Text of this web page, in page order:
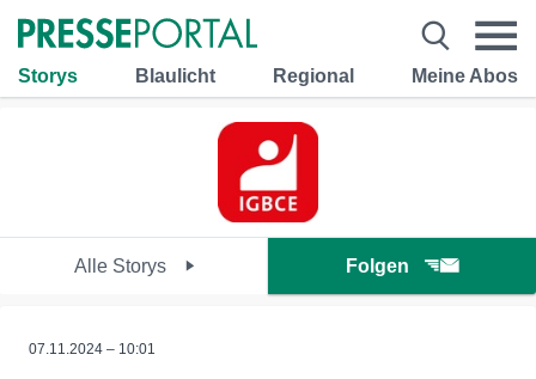
Storys Blaulicht Regional Meine Abos
Alle Storys Folgen
07.11.2024 – 10:01